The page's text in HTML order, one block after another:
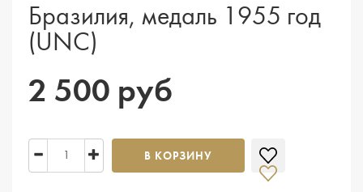
Бразилия, медаль 1955 год
(UNC)
2 500 руб
В КОРЗИНУ